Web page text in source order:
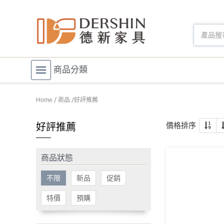
商品分類
Home 商品 好評推薦
好評推薦
商品狀態
不限 新品 促銷
特價 預購
價格排序